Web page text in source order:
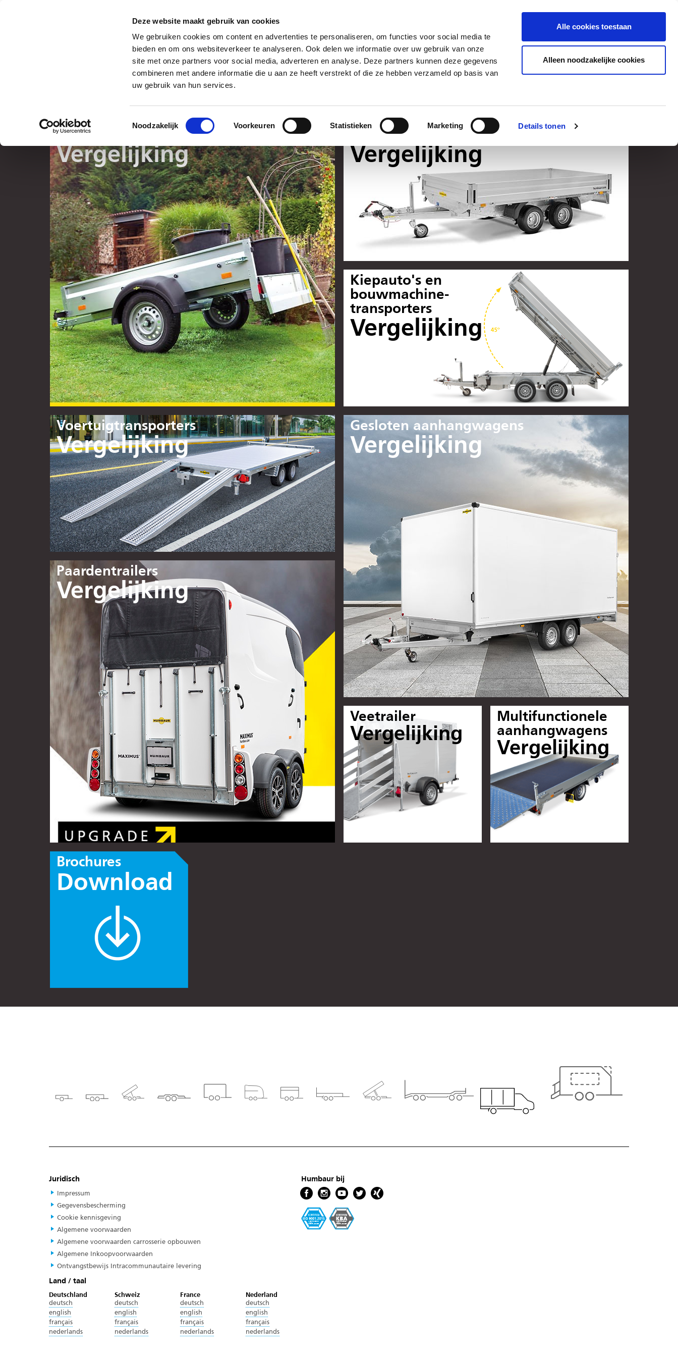
Deze website maakt gebruik van cookies
We gebruiken cookies om content en advertenties te personaliseren, om functies voor social media te
bieden en om ons websiteverkeer te analyseren. Ook delen we informatie over uw gebruik van onze
site met onze partners voor social media, adverteren en analyse. Deze partners kunnen deze gegevens
combineren met andere informatie die u aan ze heeft verstrekt of die ze hebben verzameld op basis van
uw gebruik van hun services.
Toestemmingsselectie
Noodzakelijk Voorkeuren Statistieken Marketing Details tonen
Alle cookies toestaan
Alleen noodzakelijke cookies
Carrosserie opbouwen Dealer/Service Humbaur Wetenswaardig Carrière
Vergelijking
Partner-Login
Vergelijking
VERGELIJKING VAN AANHANGWAGENS
Eenassige aanhangwagens
Vergelijking
Tandemaanhangwagens
Vergelijking
Kiepauto's en
bouwmachine-
transporters
Vergelijking
Voertuigtransporters
Vergelijking
Gesloten aanhangwagens
Vergelijking
Paardentrailers
Vergelijking
Veetrailer
Vergelijking
Multifunctionele
aanhangwagens
Vergelijking
Brochures
Download
Juridisch
Impressum
Gegevensbescherming
Cookie kennisgeving
Algemene voorwaarden
Algemene voorwaarden carrosserie opbouwen
Algemene Inkoopvoorwaarden
Ontvangstbewijs Intracommunautaire levering
Humbaur bij
Land / taal
Deutschland
deutsch
english
français
nederlands
Schweiz
deutsch
english
français
nederlands
France
deutsch
english
français
nederlands
Nederland
deutsch
english
français
nederlands